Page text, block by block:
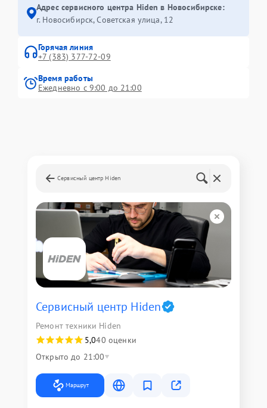
Адрес сервисного центра Hiden в Новосибирске:
г. Новосибирск, Советская улица, 12
Горячая линия
+7 (383) 377-72-09
Время работы
Ежедневно с 9:00 до 21:00
Сервисный центр Hiden
Сервисный центр Hiden
Ремонт техники Hiden
5,040 оценки
Открыто до 21:00
Маршрут